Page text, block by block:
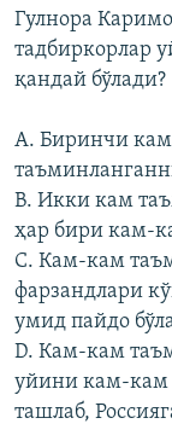
Гулнора
тадбиркорлар
қандай бўлади?
A. Биринчи
B. Икки кам
ҳар бири кам-
C. Кам-кам
фарзандлари
умид пайдо
D. Кам-кам
уйини кам-кам
ташлаб,